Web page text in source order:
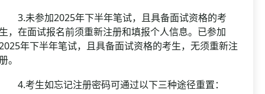
未参加2025年下半年笔试，且具备面试资格的考
，在面试报名前须重新注册和填报个人信息。已参加
年下半年笔试，且具备面试资格的考生，无须重新注
。
考生如忘记注册密码可通过以下三种途径重置：